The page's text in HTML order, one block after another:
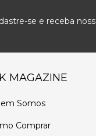
se e receba
MAGAZINE
Somos
Comprar